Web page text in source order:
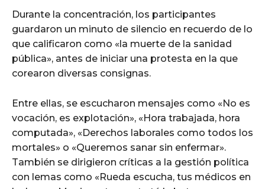
Durante la concentración, los participantes
guardaron un minuto de silencio en recuerdo de lo
que calificaron como «la muerte de la sanidad
pública», antes de iniciar una protesta en la que
corearon diversas consignas.
Entre ellas, se escucharon mensajes como «No es
vocación, es explotación», «Hora trabajada, hora
computada», «Derechos laborales como todos los
mortales» o «Queremos sanar sin enfermar».
También se dirigieron críticas a la gestión política
con lemas como «Rueda escucha, tus médicos en